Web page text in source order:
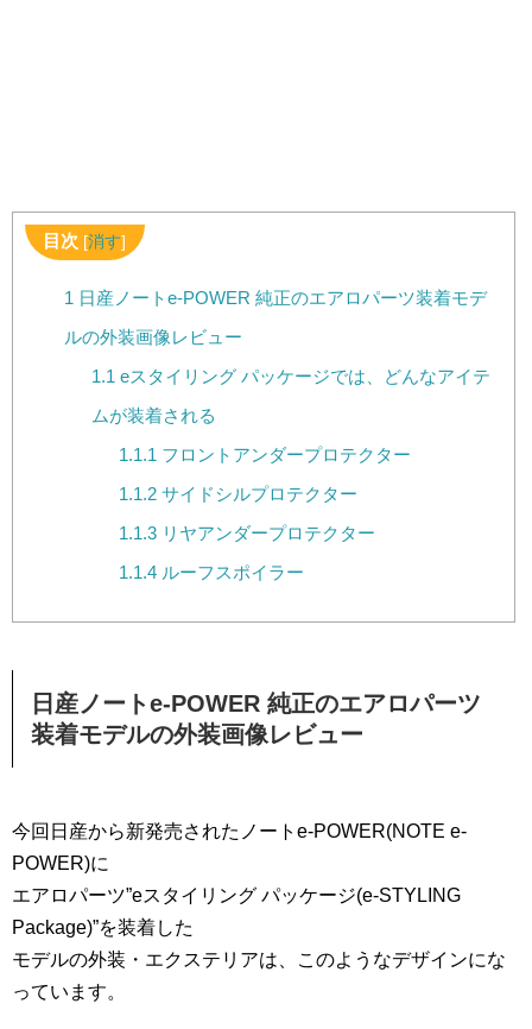
目次 [消す]
1 日産ノートe-POWER 純正のエアロパーツ装着モデ
ルの外装画像レビュー
1.1 eスタイリング パッケージでは、どんなアイテ
ムが装着される
1.1.1 フロントアンダープロテクター
1.1.2 サイドシルプロテクター
1.1.3 リヤアンダープロテクター
1.1.4 ルーフスポイラー
日産ノートe-POWER 純正のエアロパーツ
装着モデルの外装画像レビュー
今回日産から新発売されたノートe-POWER(NOTE e-
POWER)に
エアロパーツ”eスタイリング パッケージ(e-STYLING
Package)”を装着した
モデルの外装・エクステリアは、このようなデザインにな
っています。